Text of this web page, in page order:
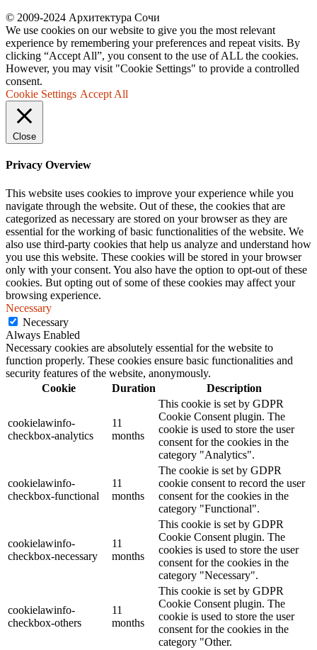
© 2009-2024 Архитектура Сочи
We use cookies on our website to give you the most relevant
experience by remembering your preferences and repeat visits. By
clicking “Accept All”, you consent to the use of ALL the cookies.
However, you may visit "Cookie Settings" to provide a controlled
consent.
Cookie Settings Accept All
Close
Privacy Overview
This website uses cookies to improve your experience while you
navigate through the website. Out of these, the cookies that are
categorized as necessary are stored on your browser as they are
essential for the working of basic functionalities of the website. We
also use third-party cookies that help us analyze and understand how
you use this website. These cookies will be stored in your browser
only with your consent. You also have the option to opt-out of these
cookies. But opting out of some of these cookies may affect your
browsing experience.
Necessary
Necessary
Always Enabled
Necessary cookies are absolutely essential for the website to
function properly. These cookies ensure basic functionalities and
security features of the website, anonymously.
Cookie
Duration Description
cookielawinfo-
checkbox-analytics
11
months
This cookie is set by GDPR
Cookie Consent plugin. The
cookie is used to store the user
consent for the cookies in the
category "Analytics".
cookielawinfo-
checkbox-functional
11
months
The cookie is set by GDPR
cookie consent to record the user
consent for the cookies in the
category "Functional".
cookielawinfo-
checkbox-necessary
11
months
This cookie is set by GDPR
Cookie Consent plugin. The
cookies is used to store the user
consent for the cookies in the
category "Necessary".
cookielawinfo-
checkbox-others
11
months
This cookie is set by GDPR
Cookie Consent plugin. The
cookie is used to store the user
consent for the cookies in the
category "Other.